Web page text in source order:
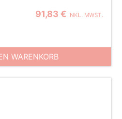
91,83 € INKL. MWST.
WARENKORB